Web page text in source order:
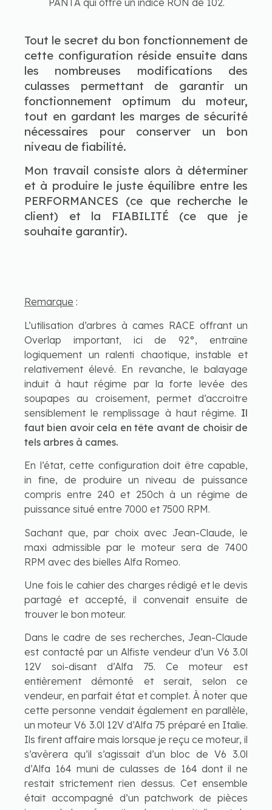
Tout le secret du bon fonctionnement de
cette configuration réside ensuite dans
les nombreuses modifications des
culasses permettant de garantir un
fonctionnement optimum du moteur,
tout en gardant les marges de sécurité
nécessaires pour conserver un bon
niveau de fiabilité.
Mon travail consiste alors à déterminer
et à produire le juste équilibre entre les
PERFORMANCES (ce que recherche le
client) et la FIABILITÉ (ce que je
souhaite garantir).
Remarque :
L’utilisation d’arbres à cames RACE offrant un
Overlap important, ici de 92°, entraîne
logiquement un ralenti chaotique, instable et
relativement élevé. En revanche, le balayage
induit à haut régime par la forte levée des
soupapes au croisement, permet d’accroitre
sensiblement le remplissage à haut régime. Il
faut bien avoir cela en tête avant de choisir de
tels arbres à cames.
En l’état, cette configuration doit être capable,
in fine, de produire un niveau de puissance
compris entre 240 et 250ch à un régime de
puissance situé entre 7000 et 7500 RPM.
Sachant que, par choix avec Jean-Claude, le
maxi admissible par le moteur sera de 7400
RPM avec des bielles Alfa Romeo.
Une fois le cahier des charges rédigé et le devis
partagé et accepté, il convenait ensuite de
trouver le bon moteur.
Dans le cadre de ses recherches, Jean-Claude
est contacté par un Alfiste vendeur d’un V6 3.0l
12V soi-disant d’Alfa 75. Ce moteur est
entièrement démonté et serait, selon ce
vendeur, en parfait état et complet. À noter que
cette personne vendait également en parallèle,
un moteur V6 3.0l 12V d’Alfa 75 préparé en Italie.
Ils firent affaire mais lorsque je reçu ce moteur, il
s’avèrera qu’il s’agissait d’un bloc de V6 3.0l
d’Alfa 164 muni de culasses de 164 dont il ne
restait strictement rien dessus. Cet ensemble
était accompagné d’un patchwork de pièces